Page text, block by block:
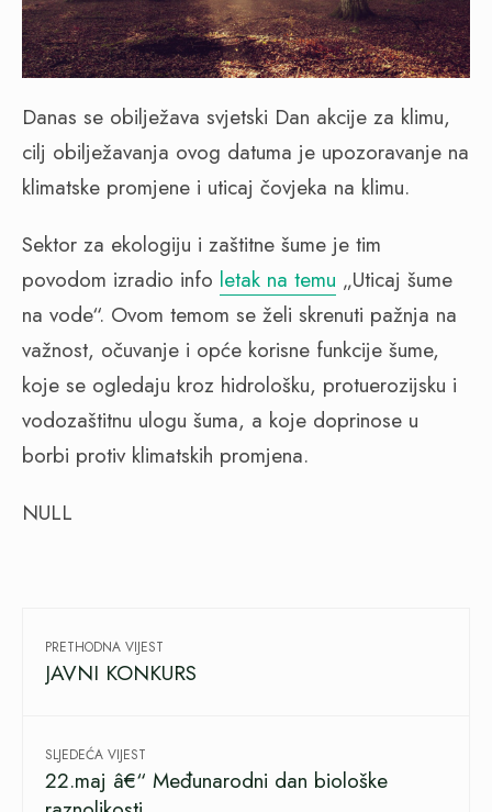
Danas se obilježava svjetski Dan akcije za klimu,
cilj obilježavanja ovog datuma je upozoravanje na
klimatske promjene i uticaj čovjeka na klimu.
Sektor za ekologiju i zaštitne šume je tim
povodom izradio info letak na temu „Uticaj šume
na vode“. Ovom temom se želi skrenuti pažnja na
važnost, očuvanje i opće korisne funkcije šume,
koje se ogledaju kroz hidrološku, protuerozijsku i
vodozaštitnu ulogu šuma, a koje doprinose u
borbi protiv klimatskih promjena.
NULL
PRETHODNA VIJEST
JAVNI KONKURS
SLJEDEĆA VIJEST
22.maj â€“ Međunarodni dan biološke